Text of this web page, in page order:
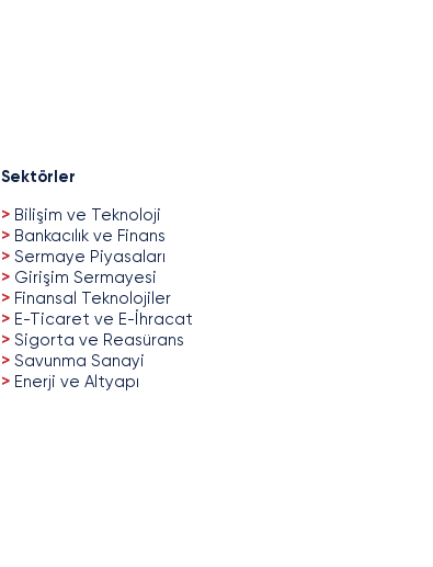
Sektörler
> Bilişim ve Teknoloji
> Bankacılık ve Finans
> Sermaye Piyasaları
> Girişim Sermayesi
> Finansal Teknolojiler
> E-Ticaret ve E-İhracat
> Sigorta ve Reasürans
> Savunma Sanayi
> Enerji ve Altyapı